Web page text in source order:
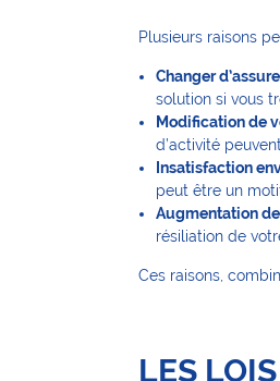
Plusieurs raisons
Changer
solution si vous
Modification de
d’activité
Insatisfaction
peut être un
Augmentation
résiliation de
Ces raisons,
LES